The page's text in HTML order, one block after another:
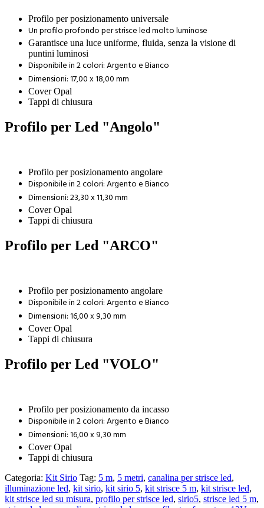
Profilo per posizionamento universale
Un profilo profondo per strisce led molto luminose
Garantisce una luce uniforme, fluida, senza la visione di
puntini luminosi
Disponibile in 2 colori: Argento e Bianco
Dimensioni: 17,00 x 18,00 mm
Cover Opal
Tappi di chiusura
Profilo per Led "Angolo"
Profilo per posizionamento angolare
Disponibile in 2 colori: Argento e Bianco
Dimensioni: 23,30 x 11,30 mm
Cover Opal
Tappi di chiusura
Profilo per Led "ARCO"
Profilo per posizionamento angolare
Disponibile in 2 colori: Argento e Bianco
Dimensioni: 16,00 x 9,30 mm
Cover Opal
Tappi di chiusura
Profilo per Led "VOLO"
Profilo per posizionamento da incasso
Disponibile in 2 colori: Argento e Bianco
Dimensioni: 16,00 x 9,30 mm
Cover Opal
Tappi di chiusura
Categoria: Kit Sirio Tag: 5 m, 5 metri, canalina per strisce led,
illuminazione led, kit sirio, kit sirio 5, kit strisce 5 m, kit strisce led,
kit strisce led su misura, profilo per strisce led, sirio5, strisce led 5 m,